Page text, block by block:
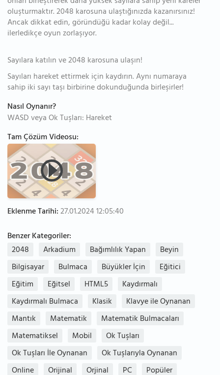
oluşturmaktır. 2048 karosuna ulaştığınızda kazanırsınız!
Ancak dikkat edin, göründüğü kadar kolay değil...
ilerledikçe oyun zorlaşıyor.
Sayılara katılın ve 2048 karosuna ulaşın!
Sayıları hareket ettirmek için kaydırın. Aynı numaraya
sahip iki sayı taşı birbirine dokunduğunda birleşirler!
Nasıl Oynanır?
WASD veya Ok Tuşları: Hareket
Tam Çözüm Videosu:
Eklenme Tarihi:27.01.2024 12:05:40
Benzer Kategoriler:
2048
Arkadium Bağımlılık Yapan
Beyin
Bilgisayar
Bulmaca Büyükler İçin
Eğitici
Eğitim
Eğitsel HTML5
Kaydırmalı
Kaydırmalı Bulmaca
Klasik
Klavye ile Oynanan
Mantık
Matematik
Matematik Bulmacaları
Matematiksel
Mobil
Ok Tuşları
Ok Tuşları İle Oynanan
Ok Tuşlarıyla Oynanan
Online
Orijinal Orjinal PC Popüler